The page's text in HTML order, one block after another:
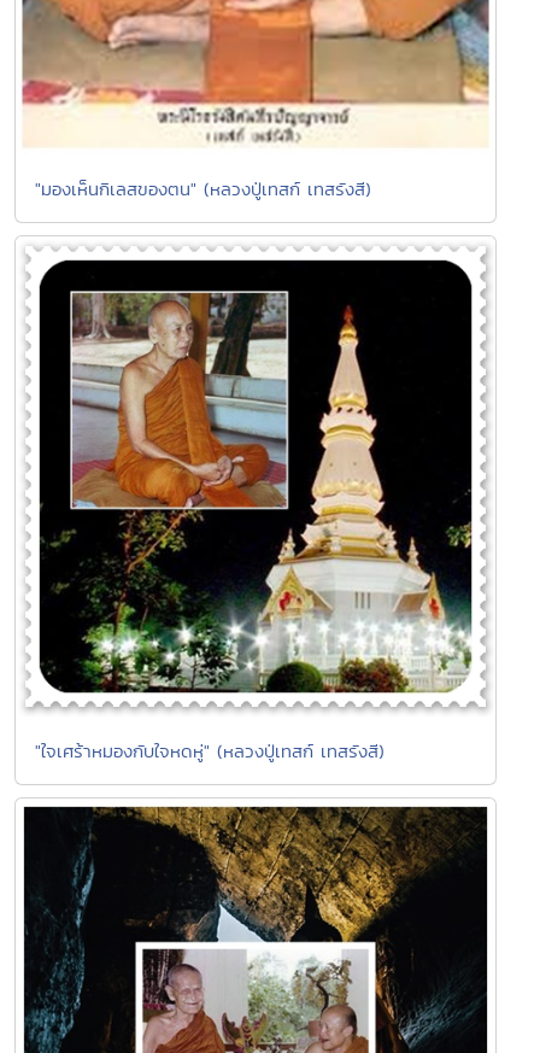
"มองเห็นกิเลสของตน" (หลวงปู่เทสก์ เทสรังสี)
"ใจเศร้าหมองกับใจหดหู่" (หลวงปู่เทสก์ เทสรังสี)